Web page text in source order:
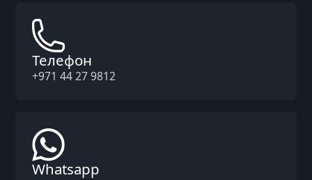
Телефон
+971 44 27 9812
Whatsapp